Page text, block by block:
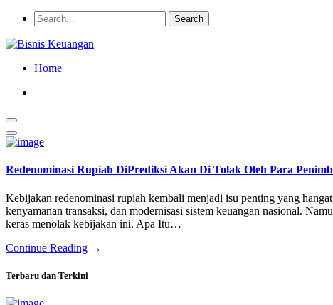
Home
Redenominasi Rupiah DiPrediksi Akan Di Tolak Oleh Para
Kebijakan redenominasi rupiah kembali menjadi isu penting yang
kenyamanan transaksi, dan modernisasi sistem keuangan nasional.
keras menolak kebijakan ini. Apa Itu…
Continue Reading →
Terbaru dan Terkini